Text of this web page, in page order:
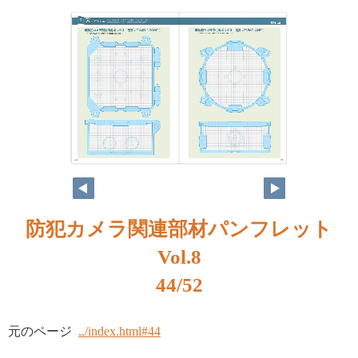
防犯カメラ関連部材パンフレット
Vol.8
44/52
元のページ ../index.html#44